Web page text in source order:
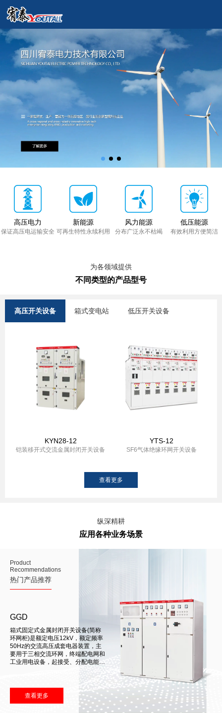
高压电力
保证高压电运输安全
新能源
可再生特性永续利用
风力能源
分布广泛永不枯竭
低压能源
有效利用方便简洁
高压电力
保证高压电运输安全
新能源
可再生特性永续利用
风力能源
分布广泛永不枯竭
低压能源
有效利用方便简洁
为各领域提供
高压开关设备 箱式变电站
JXF
低压配电箱
应用各种业务场景
为各领域提供
不同类型的产品型号
高压开关设备 箱式变电站 低压开关设备
KYN28-12
铠装移开式交流金属封闭开关设备
YTS-12
SF6气体绝缘环网开关设备
查看更多
Product
Recommendations
热门推荐产品
GGD
箱式固定式金属封闭开关设备(简称环网柜)
是额定电压12kV，额定频率50Hz的交流高
压成套电器装置，主要用于三相交流环网，
终端配电网和工业用电设备，起接受、分配
电能和等作用，它也适于装备入箱式变电
纵深精耕
应用各种业务场景
Product
Recommendations
热门产品推荐
GGD
箱式固定式金属封闭开关设备(简称
环网柜)是额定电压12kV，额定频率
50Hz的交流高压成套电器装置，主
要用于三相交流环网，终端配电网和
工业用电设备，起接受、分配电能和
等作用，它也适于装备入箱式变电
HXGN□-12
箱式固定式金属封闭开关设备(简称
环网柜)是额定电压12kV，额定频率
50Hz的交流高压成套电器装置，主
要用于三相交流环网，终端配电网和
查看更多